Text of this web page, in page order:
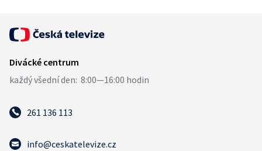
261 136 113
info@ceskatelevize.cz